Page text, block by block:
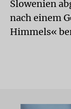
Slowenien
nach einem
Himmels«